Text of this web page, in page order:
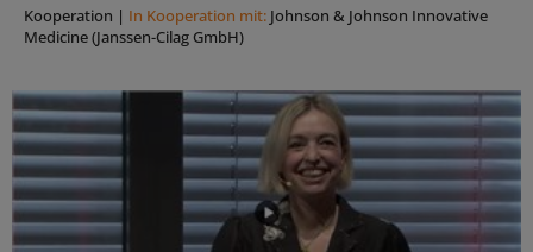
Kooperation | In Kooperation mit: Johnson & Johnson Innovative
Medicine (Janssen-Cilag GmbH)